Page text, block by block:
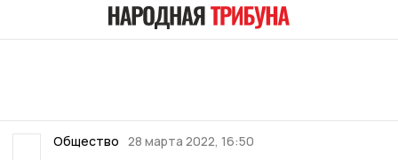
Общество 28 марта 2022, 16:50